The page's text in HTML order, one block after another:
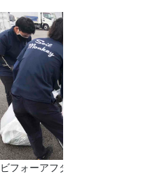
ビフォーアフターの写真、撮ってお